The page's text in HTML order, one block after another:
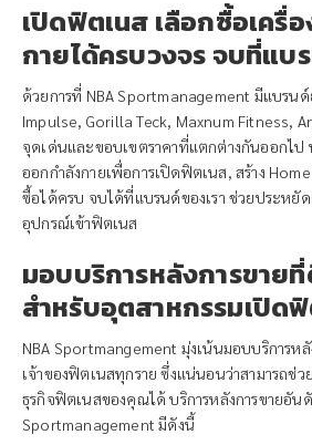
เปิดฟิตเนส เลือกซื้อเครื่
กายได้ครบวงจร จบที่แบ
ด้วยการที่ NBA Sportmanagement มีแบรน
Impulse, Gorilla Teck, Maxnum Fitness,
จุดเด่นและขอบเขตราคาที่แตกต่างกันออกไป
ออกกำลังกายเพื่อการเปิดฟิตเนส, สร้าง
ซื้อได้ครบ จบได้ที่แบรนด์ของเรา ช่วยประหยั
อุปกรณ์เข้าฟิตเนส
มอบบริการหลังการขาย
สำหรับอุตสาหกรรมเปิด
NBA Sportmangement มุ่งเน้นมอบบริการห
เจ้าของฟิตเนสทุกราย ซึ่งแน่นอนว่าสามารถช่ว
ธุรกิจฟิตเนสของคุณได้ บริการหลังการขายอัน
Sportmanagement มีดังนี้